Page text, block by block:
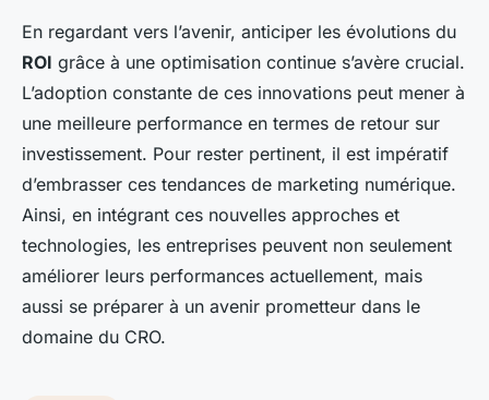
En regardant vers l’avenir, anticiper les évolutions du
ROI grâce à une optimisation continue s’avère crucial.
L’adoption constante de ces innovations peut mener à
une meilleure performance en termes de retour sur
investissement. Pour rester pertinent, il est impératif
d’embrasser ces tendances de marketing numérique.
Ainsi, en intégrant ces nouvelles approches et
technologies, les entreprises peuvent non seulement
améliorer leurs performances actuellement, mais
aussi se préparer à un avenir prometteur dans le
domaine du CRO.